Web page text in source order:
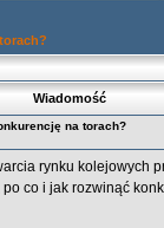
Wiadomość
na torach?
rynku kolejowych
co i jak rozwinąć